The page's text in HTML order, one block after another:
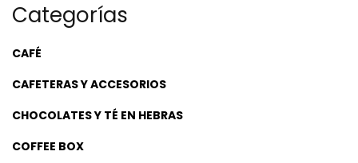
Categorías
CAFÉ
CAFETERAS Y ACCESORIOS
CHOCOLATES Y TÉ EN HEBRAS
COFFEE BOX